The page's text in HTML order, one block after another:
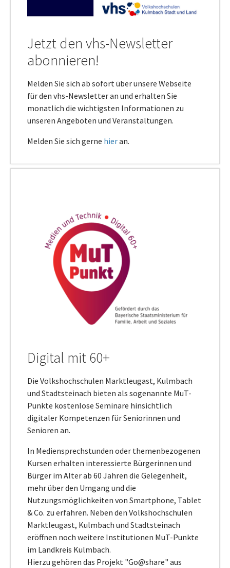
Jetzt den vhs-Newsletter
abonnieren!
Melden Sie sich ab sofort über unsere Webseite
für den vhs-Newsletter an und erhalten Sie
monatlich die wichtigsten Informationen zu
unseren Angeboten und Veranstaltungen.
Melden Sie sich gerne hieran.
Digital mit 60+
Die Volkshochschulen Marktleugast, Kulmbach
und Stadtsteinach bieten als sogenannte MuT-
Punkte kostenlose Seminare hinsichtlich
digitaler Kompetenzen für Seniorinnen und
Senioren an.
In Mediensprechstunden oder themenbezogenen
Kursen erhalten interessierte Bürgerinnen und
Bürger im Alter ab 60 Jahren die Gelegenheit,
mehr über den Umgang und die
Nutzungsmöglichkeiten von Smartphone, Tablet
& Co. zu erfahren. Neben den Volkshochschulen
Marktleugast, Kulmbach und Stadtsteinach
eröffnen noch weitere Institutionen MuT-Punkte
im Landkreis Kulmbach.
Hierzu gehören das Projekt "Go@share" aus